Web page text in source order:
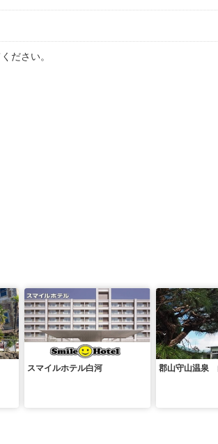
ださい。
スマイルホテル白河 郡山守山温泉